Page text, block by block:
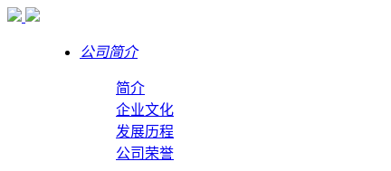
公司简介
简介
企业文化
发展历程
公司荣誉